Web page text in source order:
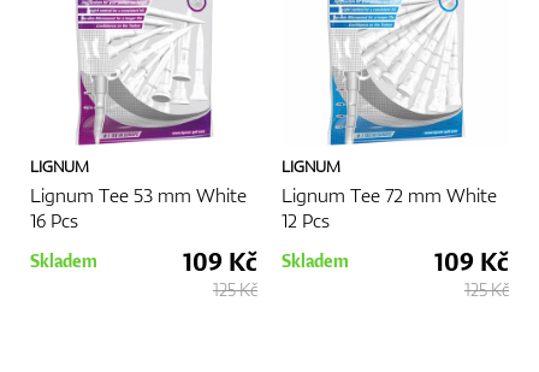
Bagy
LIGNUM
Lignum Tee 53 mm White
16 Pcs
Skladem 109 Kč
125 Kč
LIGNUM
Lignum Tee 72 mm White
12 Pcs
Skladem 109 Kč
125 Kč